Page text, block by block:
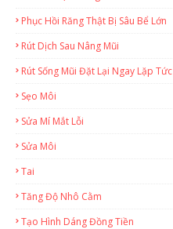
Phục Hồi Răng Thật Bị Sâu Bể Lớn
Rút Dịch Sau Nâng Mũi
Rút Sống Mũi Đặt Lại Ngay Lặp Tức
Sẹo Môi
Sửa Mí Mắt Lỗi
Sửa Môi
Tai
Tăng Độ Nhô Cằm
Tạo Hình Dáng Đồng Tiền